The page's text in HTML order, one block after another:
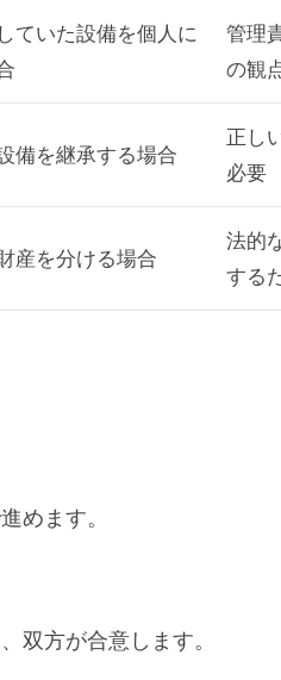
ていた設備を個人に
管理
の観
備を継承する場合
正し
必要
産を分ける場合
法的
する
めます。
双方が合意します。